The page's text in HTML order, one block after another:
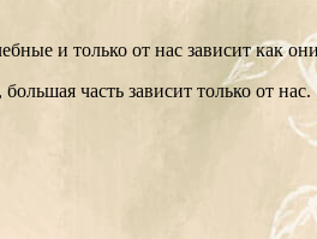
и только от нас зависит как
часть зависит только от нас.